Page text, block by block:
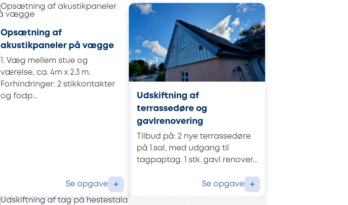
Opsætning af
akustikpaneler på vægge
1. Væg mellem stue og
værelse, ca. 4m x 2.3 m.
Forhindringer: 2 stikkontakter
og fodp...
Se opgave +
Udskiftning af
terrassedøre og
gavlrenovering
Tilbud på: 2 nye terrassedøre
på 1.sal, med udgang til
tagpaptag. 1 stk. gavl renover...
Se opgave +